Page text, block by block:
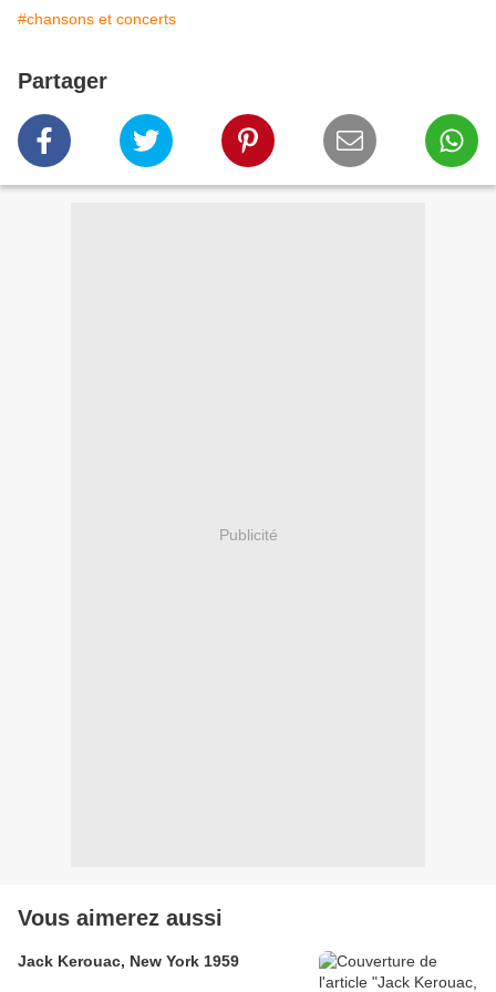
#chansons et concerts
Partager
Publicité
Vous aimerez aussi
Jack Kerouac, New York 1959